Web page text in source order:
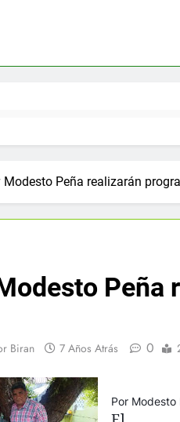
Modesto Peña realizarán
Peña
Biran 7 Años Atrás 0
Por Modesto